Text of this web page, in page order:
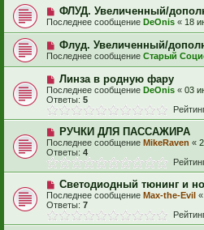
ФЛУД. Увеличенный/
Последнее сообщение DeOnis « 18
Флуд. Увеличенный/
Последнее сообщение Старый
Линза в родную фару
Последнее сообщение DeOnis « 03
Ответы: 5
РУЧКИ ДЛЯ ПАССАЖИРА
Последнее сообщение MikeRaven «
Ответы: 4
Светодиодный тюнинг и
Последнее сообщение Max-the-Evil «
Ответы: 7